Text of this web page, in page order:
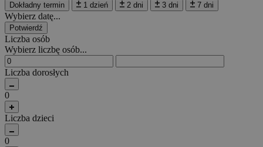
Dokładny termin 1 dzień 2 dni 3 dni 7 dni
Wybierz datę...
Potwierdź
Liczba osób
Wybierz liczbę osób...
Liczba dorosłych
0
Liczba dzieci
0